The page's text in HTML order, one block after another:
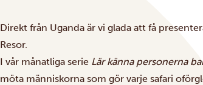
Direkt från Uganda är vi glada att få
Resor.
I vår månatliga serie Lär känna personerna
möta människorna som gör varje safari